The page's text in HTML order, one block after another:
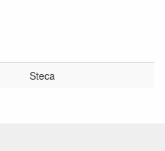
Steca